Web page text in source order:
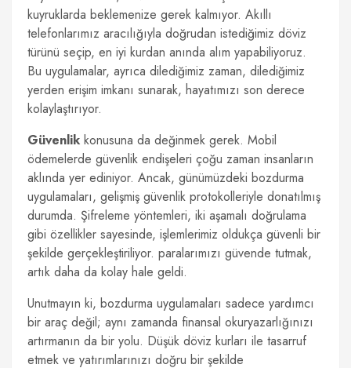
kuyruklarda beklemenize gerek kalmıyor. Akıllı
telefonlarımız aracılığıyla doğrudan istediğimiz döviz
türünü seçip, en iyi kurdan anında alım yapabiliyoruz.
Bu uygulamalar, ayrıca dilediğimiz zaman, dilediğimiz
yerden erişim imkanı sunarak, hayatımızı son derece
kolaylaştırıyor.
Güvenlik konusuna da değinmek gerek. Mobil
ödemelerde güvenlik endişeleri çoğu zaman insanların
aklında yer ediniyor. Ancak, günümüzdeki bozdurma
uygulamaları, gelişmiş güvenlik protokolleriyle donatılmış
durumda. Şifreleme yöntemleri, iki aşamalı doğrulama
gibi özellikler sayesinde, işlemlerimiz oldukça güvenli bir
şekilde gerçekleştiriliyor. paralarımızı güvende tutmak,
artık daha da kolay hale geldi.
Unutmayın ki, bozdurma uygulamaları sadece yardımcı
bir araç değil; aynı zamanda finansal okuryazarlığınızı
artırmanın da bir yolu. Düşük döviz kurları ile tasarruf
etmek ve yatırımlarınızı doğru bir şekilde